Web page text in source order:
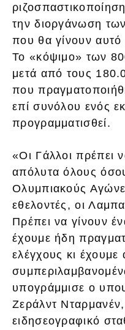
την διοργάνωση
που θα γίνουν αυτό
Το «κόψιμο» των
μετά από τους
που
επί συνόλου ενός
προγραμματισθεί.
«Οι Γάλλοι πρέπει
απόλυτα όλους
Ολυμπιακούς
εθελοντές, οι
Πρέπει να γίνουν
έχουμε ήδη
ελέγχους κι έχουμε
υπογράμμισε ο
Ζεράλντ
ειδησεογραφικό